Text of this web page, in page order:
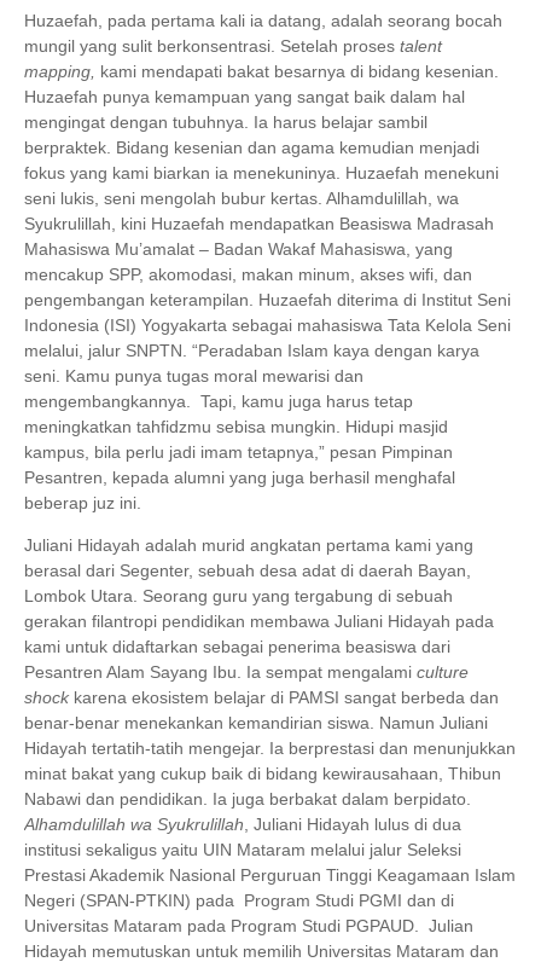
Huzaefah, pada pertama kali ia datang, adalah seorang bocah
mungil yang sulit berkonsentrasi. Setelah proses talent
mapping, kami mendapati bakat besarnya di bidang kesenian.
Huzaefah punya kemampuan yang sangat baik dalam hal
mengingat dengan tubuhnya. Ia harus belajar sambil
berpraktek. Bidang kesenian dan agama kemudian menjadi
fokus yang kami biarkan ia menekuninya. Huzaefah menekuni
seni lukis, seni mengolah bubur kertas. Alhamdulillah, wa
Syukrulillah, kini Huzaefah mendapatkan Beasiswa Madrasah
Mahasiswa Mu’amalat – Badan Wakaf Mahasiswa, yang
mencakup SPP, akomodasi, makan minum, akses wifi, dan
pengembangan keterampilan. Huzaefah diterima di Institut Seni
Indonesia (ISI) Yogyakarta sebagai mahasiswa Tata Kelola Seni
melalui, jalur SNPTN. “Peradaban Islam kaya dengan karya
seni. Kamu punya tugas moral mewarisi dan
mengembangkannya.
Tapi, kamu juga harus tetap
meningkatkan tahfidzmu sebisa mungkin. Hidupi masjid
kampus, bila perlu jadi imam tetapnya,” pesan Pimpinan
Pesantren, kepada alumni yang juga berhasil menghafal
beberap juz ini.
Juliani Hidayah adalah murid angkatan pertama kami yang
berasal dari Segenter, sebuah desa adat di daerah Bayan,
Lombok Utara. Seorang guru yang tergabung di sebuah
gerakan filantropi pendidikan membawa Juliani Hidayah pada
kami untuk didaftarkan sebagai penerima beasiswa dari
Pesantren Alam Sayang Ibu. Ia sempat mengalami culture
shock karena ekosistem belajar di PAMSI sangat berbeda dan
benar-benar menekankan kemandirian siswa. Namun Juliani
Hidayah tertatih-tatih mengejar. Ia berprestasi dan menunjukkan
minat bakat yang cukup baik di bidang kewirausahaan, Thibun
Nabawi dan pendidikan. Ia juga berbakat dalam berpidato.
Alhamdulillah wa Syukrulillah , Juliani Hidayah lulus di dua
institusi sekaligus yaitu UIN Mataram melalui jalur Seleksi
Prestasi Akademik Nasional Perguruan Tinggi Keagamaan Islam
Negeri (SPAN-PTKIN) pada
Program Studi PGMI dan di
Universitas Mataram pada Program Studi PGPAUD.
Julian
Hidayah memutuskan untuk memilih Universitas Mataram dan